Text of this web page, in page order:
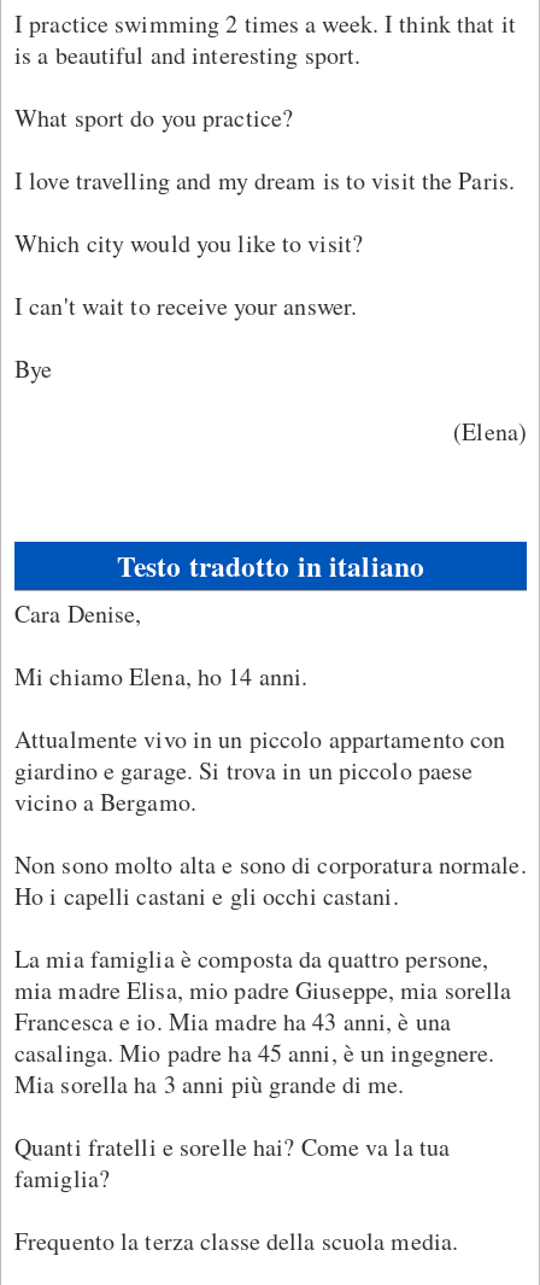
I practice swimming 2 times a week. I think that it
is a beautiful and interesting sport.
What sport do you practice?
I love travelling and my dream is to visit the Paris.
Which city would you like to visit?
I can't wait to receive your answer.
Bye
(Elena)
Testo tradotto in italiano
Cara Denise,
Mi chiamo Elena, ho 14 anni.
Attualmente vivo in un piccolo appartamento con
giardino e garage. Si trova in un piccolo paese
vicino a Bergamo.
Non sono molto alta e sono di corporatura normale.
Ho i capelli castani e gli occhi castani.
La mia famiglia è composta da quattro persone,
mia madre Elisa, mio ​​padre Giuseppe, mia sorella
Francesca e io. Mia madre ha 43 anni, è una
casalinga. Mio padre ha 45 anni, è un ingegnere.
Mia sorella ha 3 anni più grande di me.
Quanti fratelli e sorelle hai? Come va la tua
famiglia?
Frequento la terza classe della scuola media.